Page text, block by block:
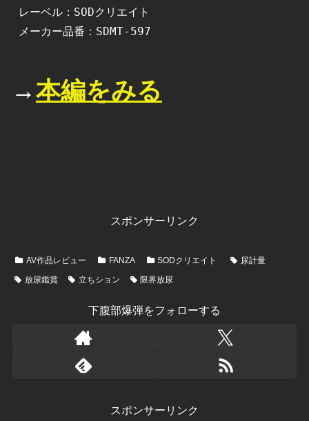
レーベル：SODクリエイト
メーカー品番：SDMT-597
→本編をみる
スポンサーリンク
AV作品レビュー FANZA SODクリエイト
尿計量
放尿鑑賞
立ちション 限界放尿
下腹部爆弾をフォローする
スポンサーリンク